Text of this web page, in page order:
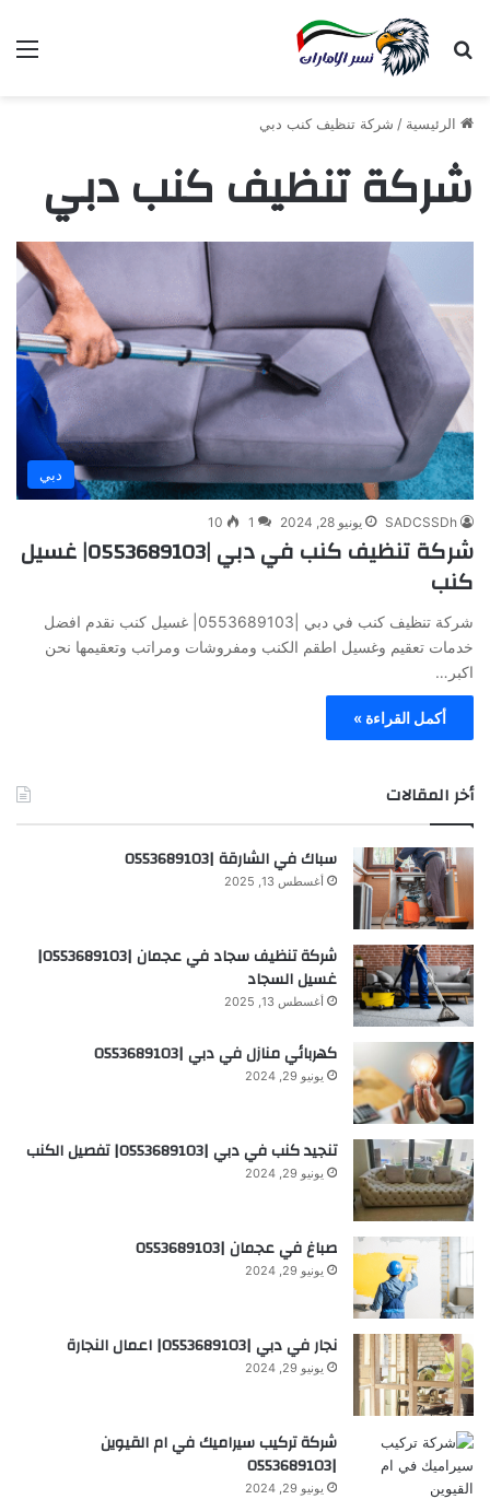
بحث عن
الرئيسية / شركة تنظيف كنب دبي
شركة تنظيف كنب دبي
دبي
SADCSSDh يونيو 28, 2024 1
10
شركة تنظيف كنب في دبي |0553689103| غسيل
كنب
شركة تنظيف كنب في دبي |0553689103| غسيل كنب نقدم افضل
خدمات تعقيم وغسيل اطقم الكنب ومفروشات ومراتب وتعقيمها نحن
اكبر…
أكمل القراءة »
أخر المقالات
سباك في الشارقة |0553689103
أغسطس 13, 2025
شركة تنظيف سجاد في عجمان |0553689103|
غسيل السجاد
أغسطس 13, 2025
كهربائي منازل في دبي |0553689103
يونيو 29, 2024
تنجيد كنب في دبي |0553689103| تفصيل الكنب
يونيو 29, 2024
صباغ في عجمان |0553689103
يونيو 29, 2024
نجار في دبي |0553689103| اعمال النجارة
يونيو 29, 2024
شركة تركيب سيراميك في ام القيوين
|0553689103
يونيو 29, 2024